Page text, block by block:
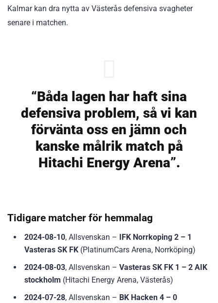
Kalmar kan dra nytta av Västerås defensiva svagheter
senare i matchen.
“Båda lagen har haft sina
defensiva problem, så vi kan
förvänta oss en jämn och
kanske målrik match på
Hitachi Energy Arena”.
Tidigare matcher för hemmalag
2024-08-10, Allsvenskan – IFK Norrkoping 2 – 1
Vasteras SK FK (PlatinumCars Arena, Norrköping)
2024-08-03, Allsvenskan – Vasteras SK FK 1 – 2 AIK
stockholm (Hitachi Energy Arena, Västerås)
2024-07-28, Allsvenskan – BK Hacken 4 – 0